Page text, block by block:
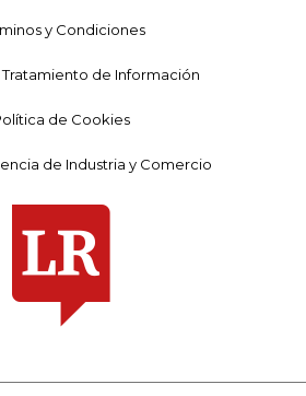
y Condiciones
de Información
de Cookies
de Industria y Comercio